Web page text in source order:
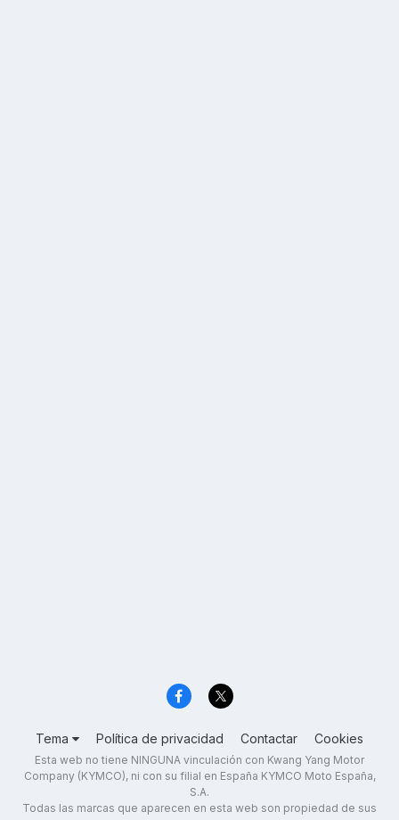
Tema Política de privacidad Contactar Cookies
Esta web no tiene NINGUNA vinculación con Kwang Yang Motor
Company (KYMCO), ni con su filial en España KYMCO Moto España,
S.A.
Todas las marcas que aparecen en esta web son propiedad de sus